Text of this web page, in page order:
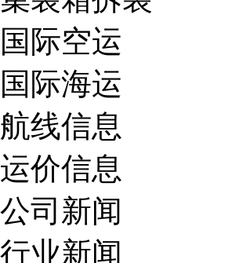
国际空运
国际海运
航线信息
运价信息
公司新闻
行业新闻